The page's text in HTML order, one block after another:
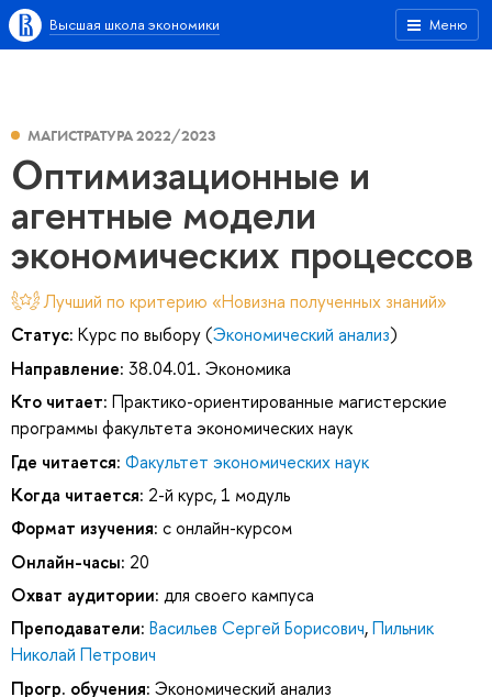
Меню
Высшая школа экономики
МАГИСТРАТУРА 2022/2023
Оптимизационные и
агентные модели
экономических процессов
Лучший по критерию «Новизна полученных знаний»
Статус: Курс по выбору (Экономический анализ)
Направление: 38.04.01. Экономика
Кто читает: Практико-ориентированные магистерские
программы факультета экономических наук
Где читается: Факультет экономических наук
Когда читается: 2-й курс, 1 модуль
Формат изучения: с онлайн-курсом
Онлайн-часы: 20
Охват аудитории: для своего кампуса
Преподаватели: Васильев Сергей Борисович,Пильник
Николай Петрович
Прогр. обучения: Экономический анализ